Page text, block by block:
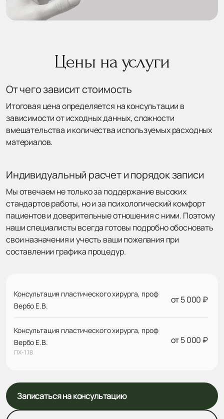
Цены на услуги
От чего зависит стоимость
Итоговая цена определяется на консультации в
зависимости от исходных данных, сложности
вмешательства и количества используемых расходных
материалов.
Индивидуальный расчет и порядок записи
Мы отвечаем не только за поддержание высоких
стандартов работы, но и за психологический комфорт
пациентов и доверительные отношения с ними. Поэтому
наши специалисты всегда готовы подробно обосновать
свои назначения и учесть ваши пожелания при
составлении графика процедур.
Консультация пластического хирурга, проф
Вербо Е.В.
от 5 000 ₽
Консультация пластического хирурга, проф
Вербо Е.В.
ПХ-1.18
от 5 000 ₽
Записаться на консультацию